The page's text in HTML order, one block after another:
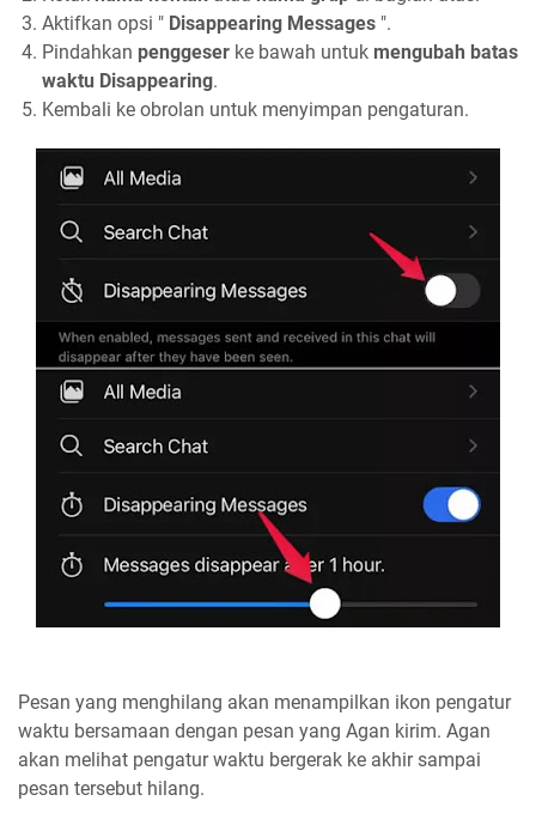
Aktifkan opsi " Disappearing Messages ".
Pindahkan penggeser ke bawah untuk mengubah batas
waktu Disappearing.
Kembali ke obrolan untuk menyimpan pengaturan.
Pesan yang menghilang akan menampilkan ikon pengatur
waktu bersamaan dengan pesan yang Agan kirim. Agan
akan melihat pengatur waktu bergerak ke akhir sampai
pesan tersebut hilang.